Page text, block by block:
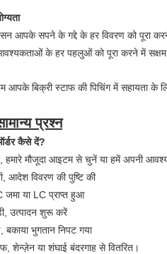
आपके सपने के गद्दे के हर विवरण को पूरा
के हर पहलुओं को पूरा करने में
आपके बिक्री स्टाफ की पिचिंग में सहायता के
प्रश्न
कैसे दें?
हमारे मौजूदा आइटम से चुनें या हमें अपनी
आदेश विवरण की पुष्टि की
जमा या LC प्राप्त हुआ
उत्पादन शुरू करें
बकाया भुगतान निपट गया
शेन्ज़ेन या शंघाई बंदरगाह से वितरित।